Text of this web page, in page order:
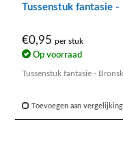
Tussenstuk fantasie
€0,95 per stuk
Op voorraad
Tussenstuk fantasie -
Toevoegen aan vergelijking